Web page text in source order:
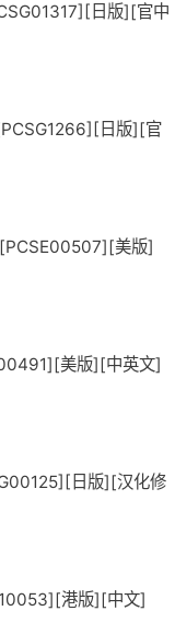
日版][官中
日版][官
美版]
美版][中英文]
日版][汉化修
港版][中文]